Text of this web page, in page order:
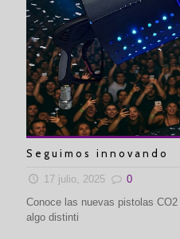
Seguimos innovando
17 julio, 2025
0
Conoce las nuevas pistolas
algo distinti